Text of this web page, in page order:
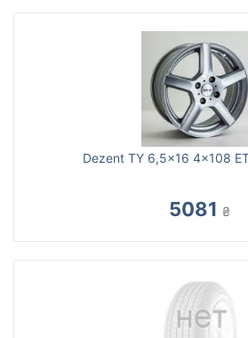
Dezent TY 6,5x16 4x108
5081 ₴